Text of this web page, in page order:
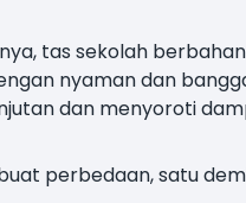
tas sekolah
nyaman dan
dan menyoroti
perbedaan, satu